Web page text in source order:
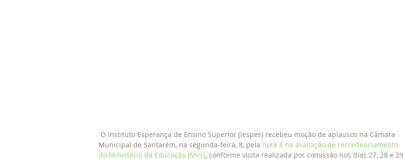
Municipal de Santarém, na segunda-feira, 8, pela nota 4 na avaliação de recredenciamento
do Ministério da Educação (Mec), conforme visita realizada por comissão nos dias 27, 28 e 29